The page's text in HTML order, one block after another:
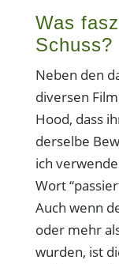
Was
Schuss?
Neben den
diversen
Hood, dass
derselbe
ich
Wort
Auch wenn
oder mehr
wurden, ist